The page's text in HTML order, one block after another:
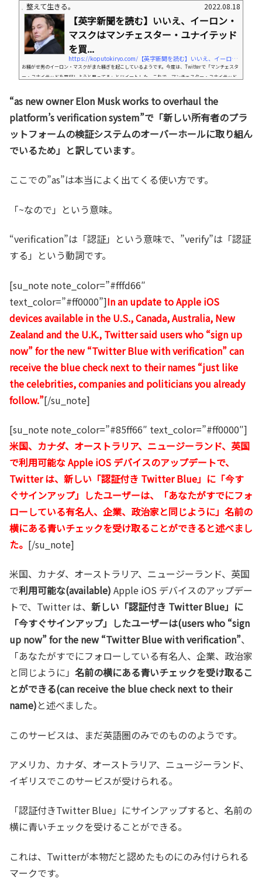
整えて生きる。 2022.08.18
【英字新聞を読む】いいえ、イーロン・
マスクはマンチェスター・ユナイテッド
を買...
https://koputokiryo.com/【英字新聞を読む】いいえ、イーロン・マスクは
お騒がせ男のイーロン・マスクがまた騒ぎを起こしているようです。今度は、Twitterで「マンチェスタ
ー・ユナイテッドを買収しようと思ってる」とツイートした。これで、マンチェスター・ユナイテッド
も注意を受けているのに。今回も、少ししてから、「冗談だ」とツイートしたようですが、冗談では済
まないぐらい反応があったようです。今日はこの話題を取り上げようと思います。まずは記事全体を読ん
でみたいと思います。The richest ma...
“as new owner Elon Musk works to overhaul the
platform’s verification system”で「新しい所有者のプラ
ットフォームの検証システムのオーバーホールに取り組ん
でいるため」と訳しています。
ここでの”as”は本当によく出てくる使い方です。
「~なので」という意味。
“verification”は「認証」という意味で、”verify”は「認証
する」という動詞です。
[su_note note_color=”#fffd66″
text_color=”#ff0000”]In an update to Apple iOS
devices available in the U.S., Canada, Australia, New
Zealand and the U.K., Twitter said users who “sign up
now” for the new “Twitter Blue with verification” can
receive the blue check next to their names “just like
the celebrities, companies and politicians you already
follow.”[/su_note]
[su_note note_color=”#85ff66″ text_color=”#ff0000″]
米国、カナダ、オーストラリア、ニュージーランド、英国
で利用可能な Apple iOS デバイスのアップデートで、
Twitter は、新しい「認証付き Twitter Blue」に「今す
ぐサインアップ」したユーザーは、「あなたがすでにフォ
ローしている有名人、企業、政治家と同じように」名前の
横にある青いチェックを受け取ることができると述べまし
た。 [/su_note]
米国、カナダ、オーストラリア、ニュージーランド、英国
で利用可能な(available) Apple iOS デバイスのアップデー
トで、Twitter は、 新しい「認証付き Twitter Blue」に
「今すぐサインアップ」したユーザーは(users who “sign
up now” for the new “Twitter Blue with verification”、
「あなたがすでにフォローしている有名人、企業、政治家
と同じように」 名前の横にある青いチェックを受け取るこ
とができる(can receive the blue check next to their
name)と述べました。
このサービスは、まだ英語圏のみでのもののようです。
アメリカ、カナダ、オーストラリア、ニュージーランド、
イギリスでこのサービスが受けられる。
「認証付きTwitter Blue」にサインアップすると、名前の
横に青いチェックを受けることができる。
これは、Twitterが本物だと認めたものにのみ付けられる
マークです。